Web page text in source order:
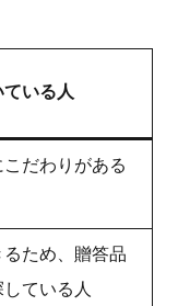
いる人
だわりがある
ため、贈答品
ている人